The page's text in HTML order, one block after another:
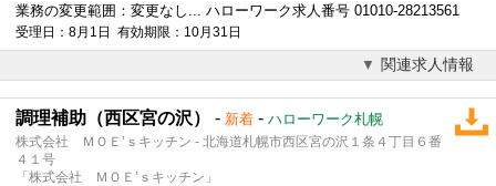
業務の変更範囲：変更なし... ハローワーク求人番号 01010-28213561
受理日：8月1日 有効期限：10月31日
関連求人情報
調理補助（西区宮の沢） - 新着 - ハローワーク札幌
株式会社 ＭＯＥ’ｓキッチン - 北海道札幌市西区宮の沢１条４丁目６番
４１号
「株式会社 ＭＯＥ’ｓキッチン」